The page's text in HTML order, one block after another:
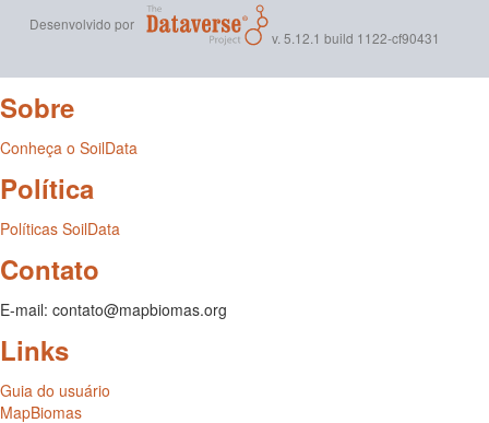
Desenvolvido por
v. 5.12.1 build 1122-cf90431
Sobre
Conheça o SoilData
Política
Políticas SoilData
Contato
E-mail: contato@mapbiomas.org
Links
Guia do usuário
MapBiomas